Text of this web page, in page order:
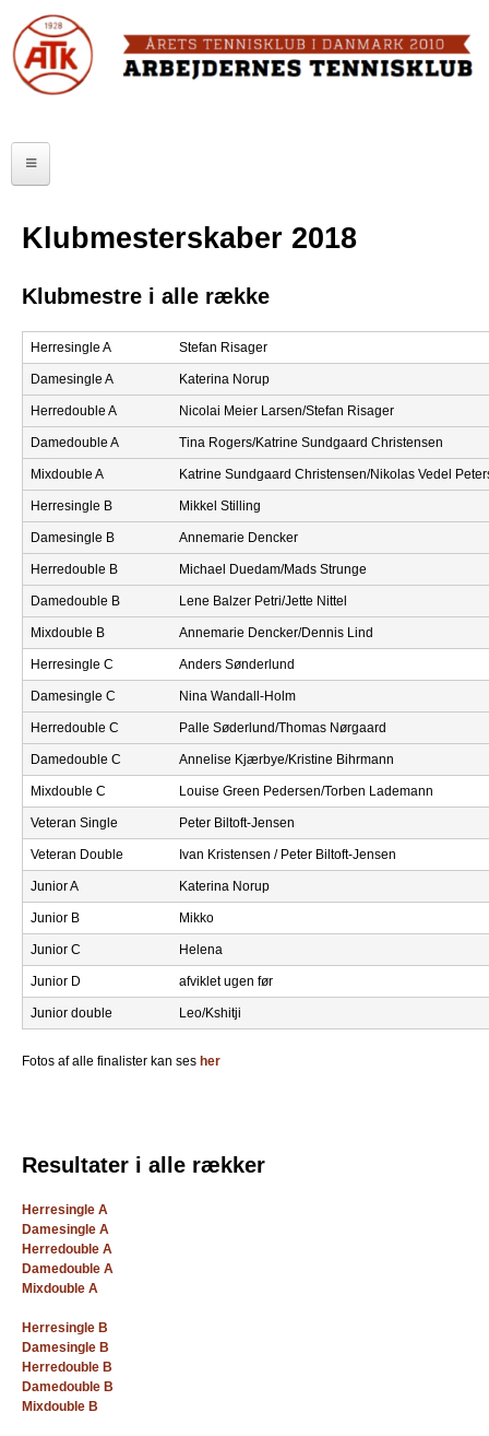
to
main
e
e
T
e
n
s
K
u
b
FORSIDE
ATK HALLEN
SENIOR
JUNIOR
MOTIONISTER
TURNERINGER
RANGLISTER
MAKKERBØRS
PADEL I ATK
Klubmesterskaber 2018
Klubmestre i alle række
Herresingle A Stefan Risager
Damesingle A Katerina Norup
Herredouble A Nicolai Meier Larsen/Stefan Risager
Damedouble A Tina Rogers/Katrine Sundgaard Christensen
Mixdouble A Katrine Sundgaard Christensen/Nikolas Vedel
Herresingle B Mikkel Stilling
Damesingle B Annemarie Dencker
Herredouble B Michael Duedam/Mads Strunge
Damedouble B Lene Balzer Petri/Jette Nittel
Mixdouble B Annemarie Dencker/Dennis Lind
Herresingle C Anders Sønderlund
Damesingle C Nina Wandall-Holm
Herredouble C Palle Søderlund/Thomas Nørgaard
Damedouble C Annelise Kjærbye/Kristine Bihrmann
Mixdouble C Louise Green Pedersen/Torben Lademann
Veteran Single Peter Biltoft-Jensen
Veteran Double Ivan Kristensen / Peter Biltoft-Jensen
Junior A Katerina Norup
Junior B Mikko
Junior C Helena
Junior D afviklet ugen før
Junior double Leo/Kshitji
Fotos af alle finalister kan ses her
Resultater i alle rækker
Herresingle A
Damesingle A
Herredouble A
Damedouble A
Mixdouble A
Herresingle B
Damesingle B
Herredouble B
Damedouble B
Mixdouble B